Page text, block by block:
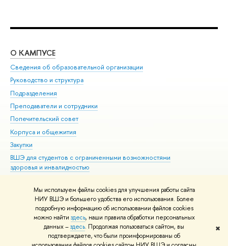
Мы используем файлы cookies для улучшения работы сайта
НИУ ВШЭ и большего удобства его использования. Более
подробную информацию об использовании файлов cookies
можно найти здесь, наши правила обработки персональных
данных –здесь. Продолжая пользоваться сайтом, вы
подтверждаете, что были проинформированы об
✖
О КАМПУСЕ
Сведения об образовательной организации
Руководство и структура
Подразделения
Преподаватели и сотрудники
Попечительский совет
Корпуса и общежития
Закупки
ВШЭ для студентов с ограниченными возможностями
здоровья и инвалидностью
Единая платежная страница